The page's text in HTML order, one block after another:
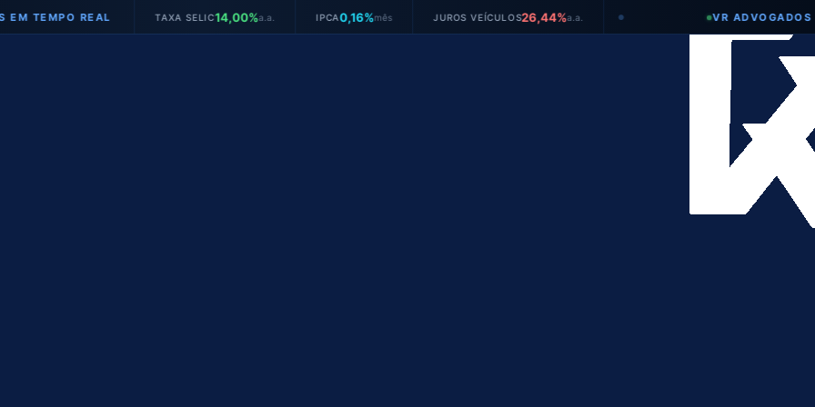
REAL TAXA SELIC14,00%a.a. IPCA 0,16%mês JUROS VEÍCULOS26,44%a.a. ● VR ADVOGADOS